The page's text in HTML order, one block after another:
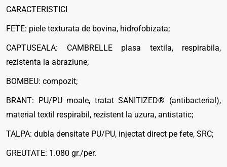
CARACTERISTICI
FETE: piele texturata de bovina, hidrofobizata;
CAPTUSEALA: CAMBRELLE plasa textila, respirabila,
rezistenta la abraziune;
BOMBEU: compozit;
BRANT: PU/PU moale, tratat SANITIZED® (antibacterial),
material textil respirabil, rezistent la uzura, antistatic;
TALPA: dubla densitate PU/PU, injectat direct pe fete, SRC;
GREUTATE: 1.080 gr./per.